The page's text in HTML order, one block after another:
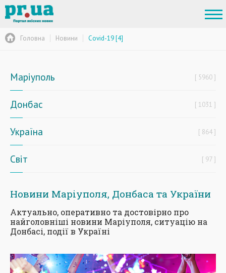
Головна Новини Covid-19 [4]
Маріуполь 5960
Донбас 1031
Україна 864
Світ 97
Новини Маріуполя, Донбаса та України
Актуально, оперативно та достовірно про
найголовніші новини Маріуполя, ситуацію на
Донбасі, події в Україні